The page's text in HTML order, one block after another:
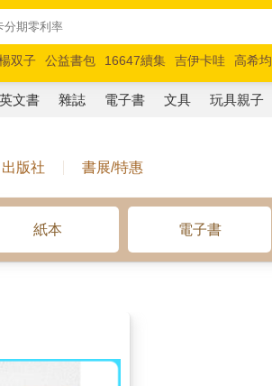
双子 公益書包 16647續集 吉伊卡哇 高希均
新作 馬斯克 玩具總動員5 超慢跑
英文書 雜誌 電子書 文具 玩具親子
出版社 書展/特惠
紙本 電子書